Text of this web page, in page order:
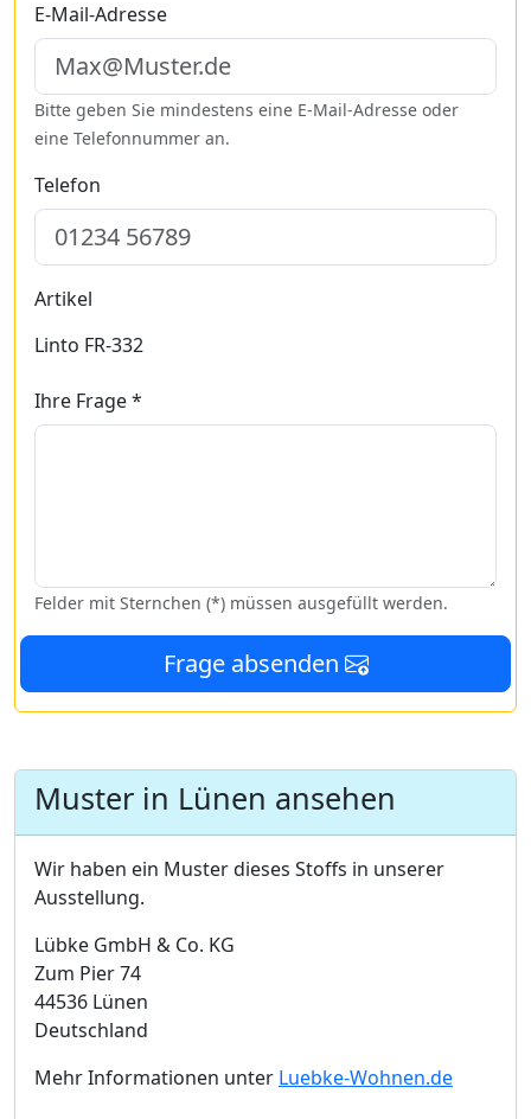
E-Mail-Adresse
Bitte geben Sie mindestens eine E-Mail-Adresse oder
eine Telefonnummer an.
Telefon
Artikel
Linto FR-332
Ihre Frage *
Felder mit Sternchen (*) müssen ausgefüllt werden.
Frage absenden
Muster in Lünen ansehen
Wir haben ein Muster dieses Stoffs in unserer
Ausstellung.
Lübke GmbH & Co. KG
Zum Pier 74
44536 Lünen
Deutschland
Mehr Informationen unter Luebke-Wohnen.de